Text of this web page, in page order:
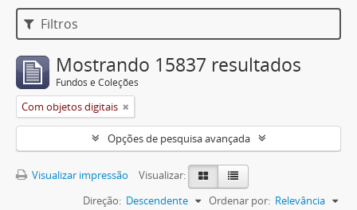
Filtros
Mostrando 15837 resultados
Fundos e Coleções
Com objetos digitais
Opções de pesquisa avançada
Visualizar impressão
Visualizar:
Ordenar por: Relevância
Direção: Descendente